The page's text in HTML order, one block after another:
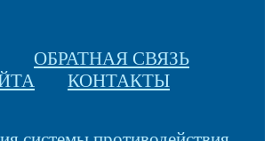
ОБРАТНАЯ СВЯЗЬ
КОНТАКТЫ